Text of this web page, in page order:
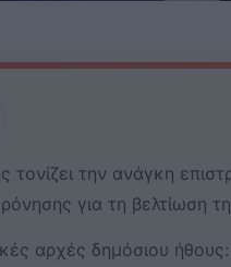
την ανάγκη
για τη βελτίωση
αρχές δημόσιου